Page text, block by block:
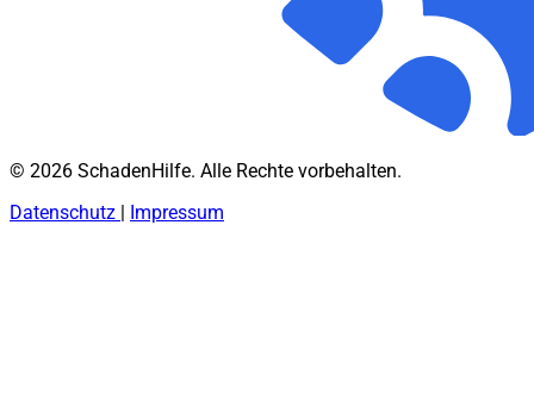
© 2026 SchadenHilfe. Alle Rechte vorbehalten.
Datenschutz | Impressum